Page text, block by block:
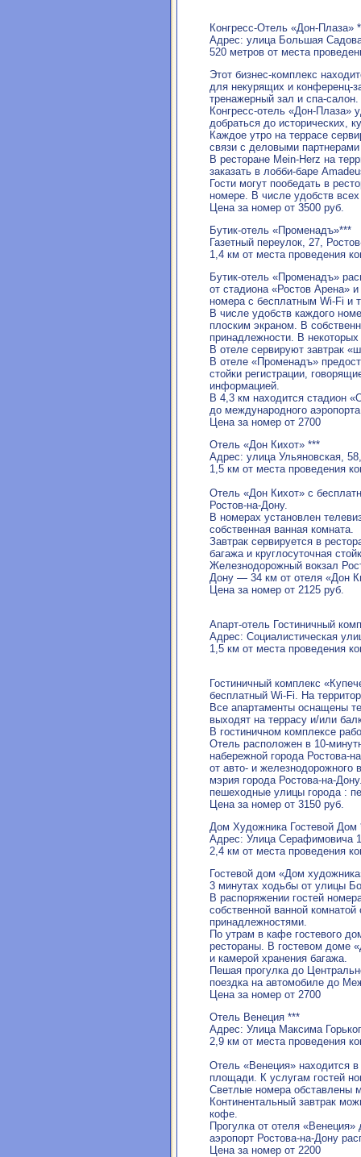
Конгресс-Отель «Дон-Плаза»
Адрес: улица Большая
520 метров от места
Этот бизнес-комплекс
для некурящих и конференц-
тренажерный зал и спа-салон.
Конгресс-отель «Дон-Плаза»
добраться до исторических,
Каждое утро на террасе
связи с деловыми
В ресторане Mein-Herz на
заказать в лобби-баре
Гости могут пообедать в
номере. В числе удобств
Цена за номер от 3500 руб.
Бутик-отель «Променадъ»***
Газетный переулок, 27,
1,4 км от места проведения
Бутик-отель «Променадъ»
от стадиона «Ростов Арена»
номера с бесплатным Wi-Fi и
В числе удобств каждого
плоским экраном. В
принадлежности. В
В отеле сервируют завтрак
В отеле «Променадъ»
стойки регистрации,
информацией.
В 4,3 км находится стадион
до международного
Цена за номер от 2700
Отель «Дон Кихот» ***
Адрес: улица Ульяновская,
1,5 км от места проведения
Отель «Дон Кихот» с
Ростов-на-Дону.
В номерах установлен
собственная ванная комната.
Завтрак сервируется в
багажа и круглосуточная
Железнодорожный вокзал
Дону — 34 км от отеля «Дон
Цена за номер от 2125 руб.
Апарт-отель Гостиничный
Адрес: Социалистическая
1,5 км от места проведения
Гостиничный комплекс
бесплатный Wi-Fi. На
Все апартаменты оснащены
выходят на террасу и/или
В гостиничном комплексе
Отель расположен в 10-
набережной города Ростова-
от авто- и железнодорожного
мэрия города Ростова-на-
пешеходные улицы города :
Цена за номер от 3150 руб.
Дом Художника Гостевой Дом
Адрес: Улица Серафимовича
2,4 км от места проведения
Гостевой дом «Дом
3 минутах ходьбы от улицы
В распоряжении гостей
собственной ванной
принадлежностями.
По утрам в кафе гостевого
рестораны. В гостевом доме
и камерой хранения багажа.
Пешая прогулка до
поездка на автомобиле до
Цена за номер от 2700
Отель Венеция ***
Адрес: Улица Максима
2,9 км от места проведения
Отель «Венеция» находится
площади. К услугам гостей
Светлые номера обставлены
Континентальный завтрак
кофе.
Прогулка от отеля
аэропорт Ростова-на-Дону
Цена за номер от 2200